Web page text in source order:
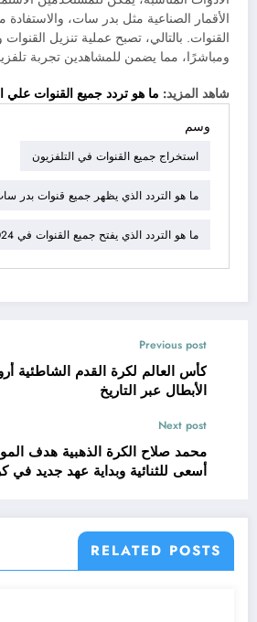
الأقمار الصناعية مثل بدر سات، والاستفادة
القنوات. بالتالي، تصبح عملية تنزيل
ومباشرًا، مما يضمن للمشاهدين تجربة
شاهد المزيد: ما هو تردد جميع القنوات علي
وسم
استخراج جميع القنوات في التلفزيون
ما هو التردد الذي يظهر جميع قنوات بدر
ما هو التردد الذي يفتح جميع القنوات في 2024؟
Previous post
كأس العالم لكرة القدم الشاطئية
الأبطال عبر التاريخ
Next post
محمد صلاح الكرة الذهبية هدف
أسعى للثنائية وبداية عهد جديد في
RELATED POSTS